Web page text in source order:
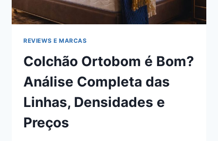
REVIEWS E MARCAS
Colchão Ortobom é Bom?
Análise Completa das
Linhas, Densidades e
Preços